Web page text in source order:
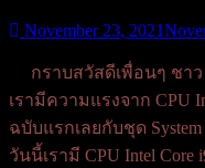
November 23, 2021
กราบสวัสดีเพื่อนๆ ชาว
เรามีความแรงจาก CPU
ฉบับแรกเลยกับชุด
วันนี้เรามี CPU Intel Core